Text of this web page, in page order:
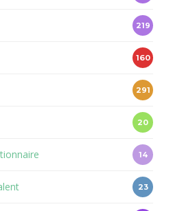
219
160
291
20
14
23